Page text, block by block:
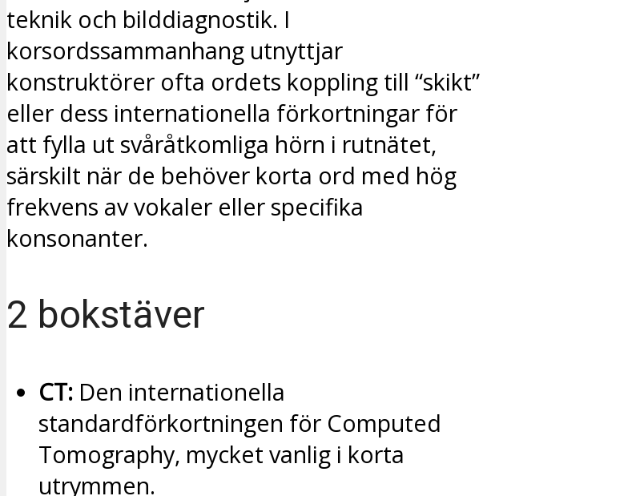
teknik och bilddiagnostik. I
korsordssammanhang utnyttjar
konstruktörer ofta ordets koppling till “skikt”
eller dess internationella förkortningar för
att fylla ut svåråtkomliga hörn i rutnätet,
särskilt när de behöver korta ord med hög
frekvens av vokaler eller specifika
konsonanter.
2 bokstäver
CT: Den internationella
standardförkortningen för Computed
Tomography, mycket vanlig i korta
utrymmen.